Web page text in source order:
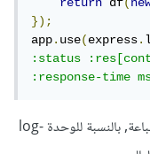
return df(
});
app.use(express.
:status
:response-time
بعد ذلك سوف يظهر الوقت بجانب كل عملية طباعة, بالنسبة للوحدة log-